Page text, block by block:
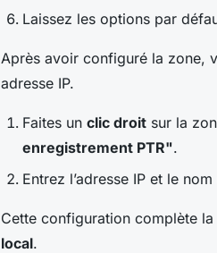
Laissez les options par
Après avoir configuré la zone,
adresse IP.
Faites un clic droit sur la
enregistrement PTR".
Entrez l’adresse IP et le
Cette configuration complète la
local.